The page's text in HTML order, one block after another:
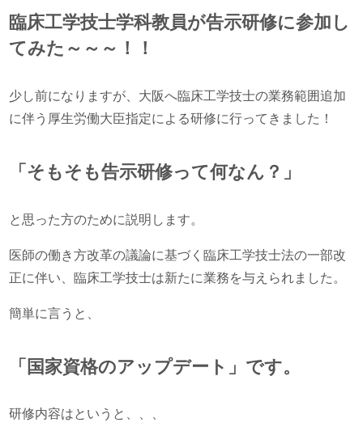
臨床工学技士学科教員が告示研修に参加し
てみた～～～！！
少し前になりますが、大阪へ臨床工学技士の業務範囲追加
に伴う厚生労働大臣指定による研修に行ってきました！
「そもそも告示研修って何なん？」
と思った方のために説明します。
医師の働き方改革の議論に基づく臨床工学技士法の一部改
正に伴い、臨床工学技士は新たに業務を与えられました。
簡単に言うと、
「国家資格のアップデート」です。
研修内容はというと、、、